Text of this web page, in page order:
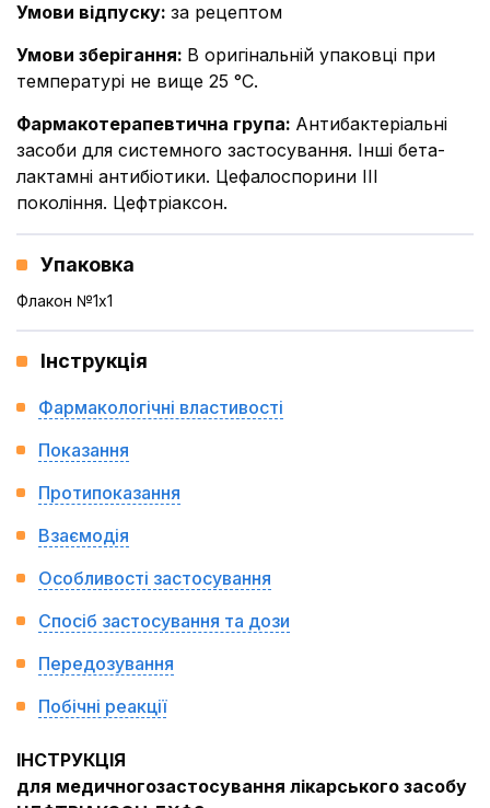
Умови відпуску: за рецептом
Умови зберігання: В оригінальній упаковці при
температурі не вище 25 °С.
Фармакотерапевтична група: Антибактеріальні
засоби для системного застосування. Інші бета-
лактамні антибіотики. Цефалоспорини ІІІ
покоління. Цефтріаксон.
Упаковка
Флакон №1x1
Інструкція
Фармакологічні властивості
Показання
Протипоказання
Взаємодія
Особливості застосування
Спосіб застосування та дози
Передозування
Побічні реакції
ІНСТРУКЦІЯ
для медичногозастосування лікарського засобу